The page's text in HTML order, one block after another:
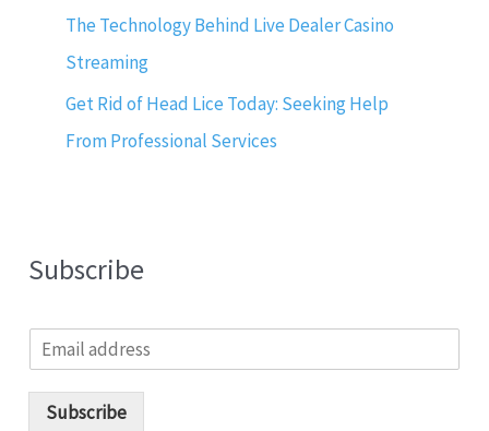
The Technology Behind Live Dealer Casino
Streaming
Get Rid of Head Lice Today: Seeking Help
From Professional Services
Subscribe
m
Subscribe